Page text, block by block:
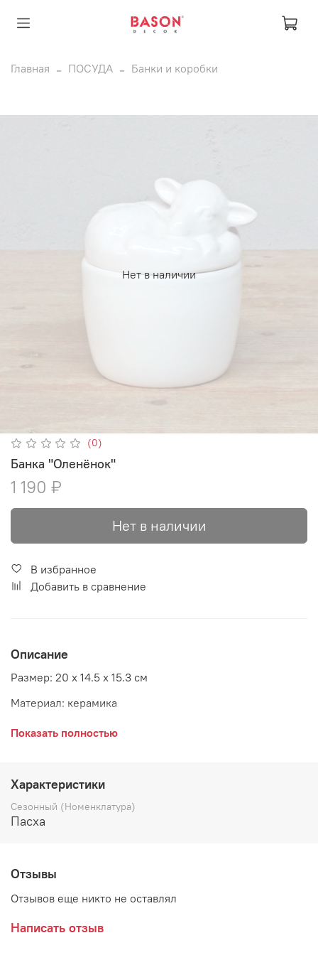
Главная ПОСУДА Банки и коробки
Нет в наличии
(0)
Банка "Оленёнок"
1 190 ₽
Нет в наличии
В избранное
Добавить в сравнение
Описание
Размер: 20 x 14.5 x 15.3 см
Материал: керамика
Страна: Бельгия
Банка станет прекрасным украшением стола, подойдет
для хранения сахара, соли, или же любимых сладостей.
Выполнена из керамики.
Показать полностью
Характеристики
Сезонный (Номенклатура)
Пасха
Отзывы
Отзывов еще никто не оставлял
Написать отзыв